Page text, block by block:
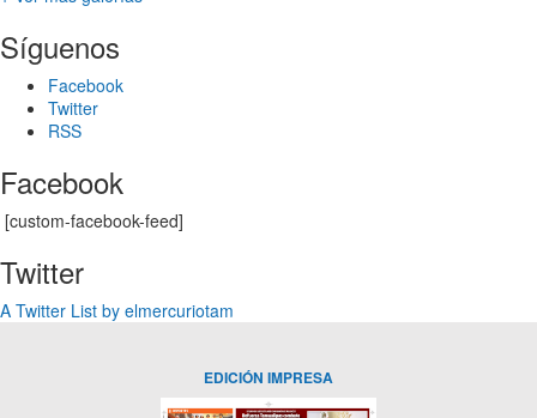
Síguenos
Facebook
Twitter
RSS
Facebook
[custom-facebook-feed]
Twitter
A Twitter List by elmercuriotam
EDICIÓN IMPRESA